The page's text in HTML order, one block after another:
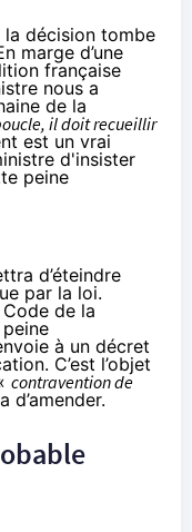
la décision tombe
marge d’une
française
nous a
de la
il doit recueillir
est un vrai
d'insister
peine
d’éteindre
par la loi.
de la
à un décret
C’est l’objet
contravention de
d’amender.